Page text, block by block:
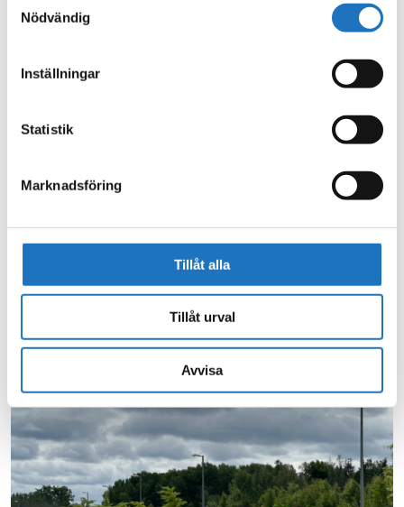
Nödvändig
Inställningar
Statistik
Marknadsföring
Tillåt alla
Tillåt urval
Avvisa
trafikbegränsningar på vägstrecka Österleden. Vecka 32 återgår
avstängningar enligt plan. Trafiken kommer då åter att påverkas så
det är viktigt att följa anvisningar på plats. Vi planerar att hålla ett
körfält öppet så trafik kan passera. Det kommer att ske etappvis
trafikljus.